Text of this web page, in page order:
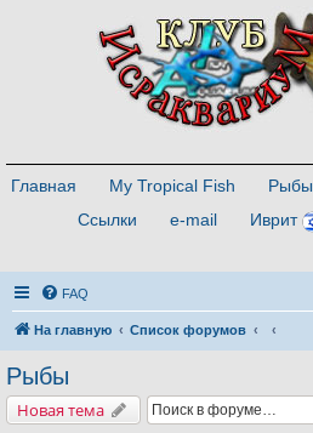
Главная My Tropical Fish Рыбы
Ссылки
e-mail Иврит
FAQ
На главную Список форумов
Рыбы
Новая тема